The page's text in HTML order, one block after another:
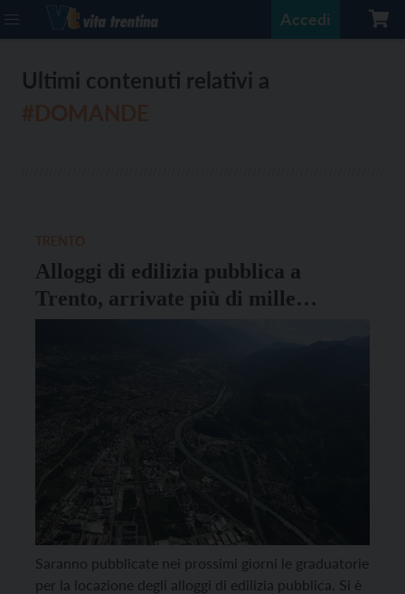
Accedi
Ultimi contenuti relativi a
Alloggi di edilizia pubblica a
Trento, arrivate più di mille
domande per 62 posti
Saranno pubblicate nei prossimi giorni le graduatorie
per la locazione degli alloggi di edilizia pubblica. Si è